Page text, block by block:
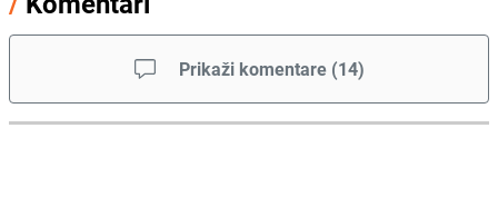
Prikaži komentare (14)